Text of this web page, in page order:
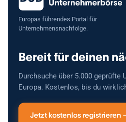
andere E-Commerce-Projekte
Europas führendes Portal für
Unternehmensnachfolge.
Bereit für deinen
Durchsuche über 5.000 geprüfte
Europa. Kostenlos, bis du
Jetzt kostenlos registrieren